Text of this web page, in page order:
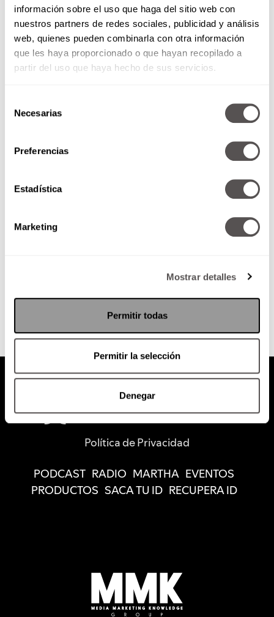
información sobre el uso que haga del sitio web con
nuestros partners de redes sociales, publicidad y análisis
web, quienes pueden combinarla con otra información
que les haya proporcionado o que hayan recopilado a
partir del uso que haya hecho de sus servicios.
Necesarias
Preferencias
Estadística
Marketing
Mostrar detalles
Permitir todas
Permitir la selección
Denegar
Política de Privacidad
PODCAST RADIO MARTHA EVENTOS
PRODUCTOS SACA TU ID RECUPERA ID